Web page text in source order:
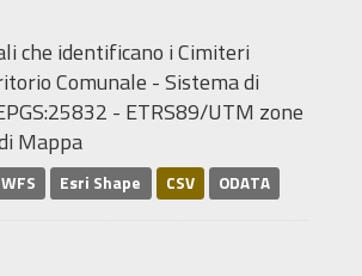
che identificano i Cimiteri
Comunale - Sistema di
- ETRS89/UTM zone
Mappa
WFS Esri Shape CSV ODATA